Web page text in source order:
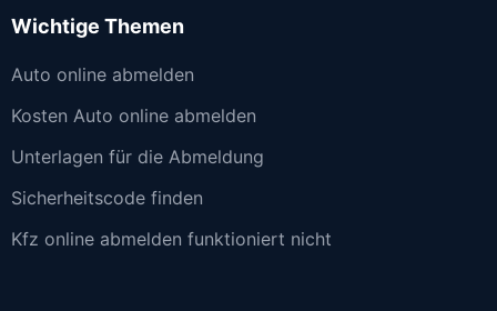
Wichtige Themen
Auto online abmelden
Kosten Auto online abmelden
Unterlagen für die Abmeldung
Sicherheitscode finden
Kfz online abmelden funktioniert nicht